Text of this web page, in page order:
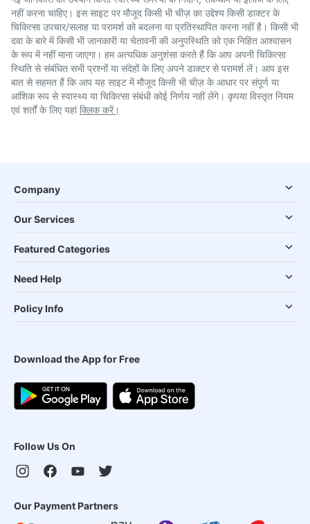
नहीं करना चाहिए। इस साइट पर मौजूद किसी भी चीज़ का उद्देश्य किसी डाक्टर के
चिकित्सा उपचार/सलाह या परामर्श को बदलना या प्रतिस्थापित करना नहीं है। किसी भी
दवा के बारे में किसी भी जानकारी या चेतावनी की अनुपस्थिति को एक निहित आश्वासन
के रूप में नहीं माना जाएगा। हम अत्यधिक अनुशंसा करते हैं कि आप अपनी चिकित्सा
स्थिति से संबंधित सभी प्रश्नों या संदेहों के लिए अपने डाक्टर से परामर्श लें। आप इस
बात से सहमत हैं कि आप यह साइट में मौजूद किसी भी चीज़ के आधार पर संपूर्ण या
आंशिक रूप से स्वास्थ्य या चिकित्सा संबंधी कोई निर्णय नहीं लेंगे। कृपया विस्तृत नियम
एवं शर्तों के लिए यहांक्लिक करें।
Company
Our Services
Featured Categories
Need Help
Policy Info
Download the App for Free
Follow Us On
Our Payment Partners